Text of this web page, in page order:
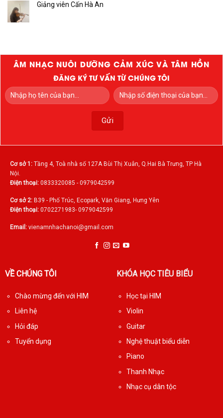
Giảng viên Cấn Hà An
ÂM NHẠC NUÔI DƯỠNG CẢM XÚC VÀ TÂM HỒN
ĐĂNG KÝ TƯ VẤN TỪ CHÚNG TÔI
Cơ sở 1: Tầng 4, Toà nhà số 127A Bùi Thị Xuân, Q.Hai Bà Trưng, TP Hà
Nội.
Điện thoại: 0833320085 - 0979042599
Cơ sở 2: B39 - Phố Trúc, Ecopark, Văn Giang, Hưng Yên
Điện thoại: 0702271983- 0979042599
Email: vienamnhachanoi@gmail.com
VỀ CHÚNG TÔI
Chào mừng đến với HIM
Liên hệ
Hỏi đáp
Tuyển dụng
KHÓA HỌC TIÊU BIỂU
Học tại HIM
Violin
Guitar
Nghệ thuật biểu diễn
Piano
Thanh Nhạc
Nhạc cụ dân tộc